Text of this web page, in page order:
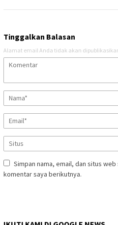
Tinggalkan Balasan
Alamat email Anda tidak akan
Simpan nama, email, dan situs
komentar saya berikutnya.